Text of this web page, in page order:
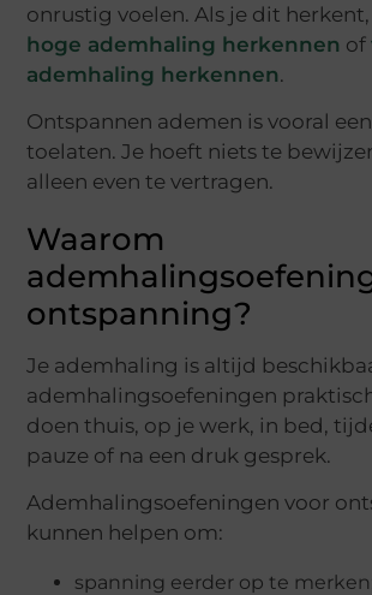
onrustig voelen. Als je dit
hoge ademhaling herkennen of
ademhaling herkennen.
Ontspannen ademen is vooral
toelaten. Je hoeft niets te
alleen even te vertragen.
Waarom
ontspanning?
Je ademhaling is altijd
ademhalingsoefeningen
doen thuis, op je werk, in bed,
pauze of na een druk gesprek.
Ademhalingsoefeningen voor
kunnen helpen om:
spanning eerder op te